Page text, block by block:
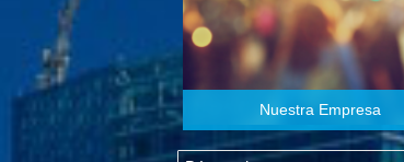
Nuestra Empresa